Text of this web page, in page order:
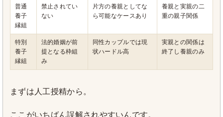
普通
養子
縁組
禁止されてい
ない
片方の養親としてな
ら可能なケースあり
養親と実親の二
重の親子関係
特別
養子
縁組
法的婚姻が前
提となる枠組
み
同性カップルでは現
状ハードル高
実親との関係は
終了し養親のみ
まずは人工授精から。
ここがいちばん誤解されやすいんです。